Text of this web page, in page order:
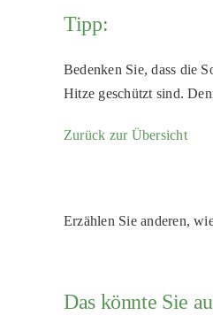
Tipp:
Bedenken Sie, dass die
Hitze geschützt sind.
Zurück zur Übersicht
Erzählen Sie anderen,
Das könnte Sie